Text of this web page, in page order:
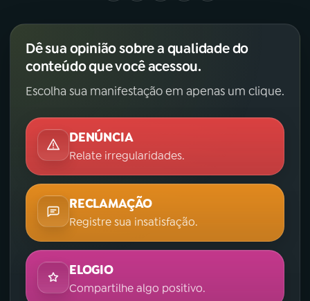
Dê sua opinião sobre a qualidade do
conteúdo que você acessou.
Escolha sua manifestação em apenas um clique.
DENÚNCIA
Relate irregularidades.
RECLAMAÇÃO
Registre sua insatisfação.
ELOGIO
Compartilhe algo positivo.